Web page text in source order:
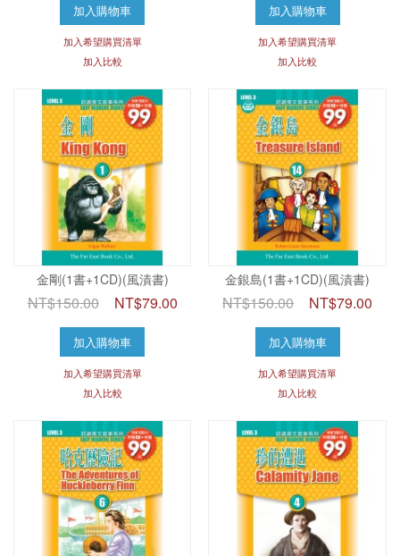
加入購物車
加入希望購買清單
加入比較
加入購物車
加入希望購買清單
加入比較
金剛(1書+1CD)(風漬書)
NT$150.00 NT$79.00
加入購物車
加入希望購買清單
加入比較
金銀島(1書+1CD)(風漬書)
NT$150.00 NT$79.00
加入購物車
加入希望購買清單
加入比較